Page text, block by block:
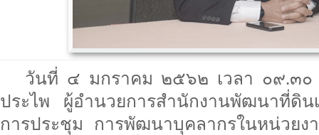
วันที่ ๔ มกราคม ๒๕๖๒ เวลา ๐๙.๓๐
ประไพ ผู้อำนวยการสำนักงานพัฒนาที่ดิ
การประชุม การพัฒนาบุคลากรในหน่วยง